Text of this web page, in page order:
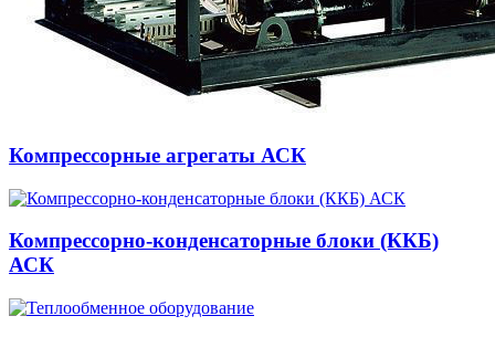
Компрессорные агрегаты АСК
Компрессорно-конденсаторные блоки (ККБ)
АСК